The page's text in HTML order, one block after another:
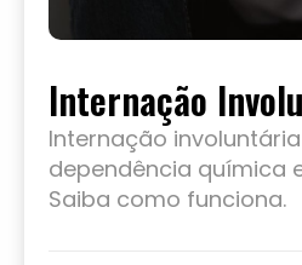
Internação
Internação
dependência química
Saiba como funciona.